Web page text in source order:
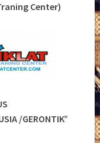
Center)
/GERONTIK”